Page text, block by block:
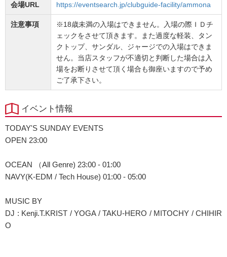
会場URL https://eventsearch.jp/clubguide-facility/ammona
注意事項
※18歳未満の入場はできません。入場の際ＩＤチ
ェックをさせて頂きます。また過度な軽装、タン
クトップ、サンダル、ジャージでの入場はできま
せん。当店スタッフが不適切と判断した場合は入
場をお断りさせて頂く場合も御座いますので予め
ご了承下さい。
イベント情報
TODAY'S SUNDAY EVENTS
OPEN 23:00
OCEAN （All Genre) 23:00 - 01:00
NAVY(K-EDM / Tech House) 01:00 - 05:00
MUSIC BY
DJ : Kenji.T.KRIST / YOGA / TAKU-HERO / MITOCHY / CHIHIR
O